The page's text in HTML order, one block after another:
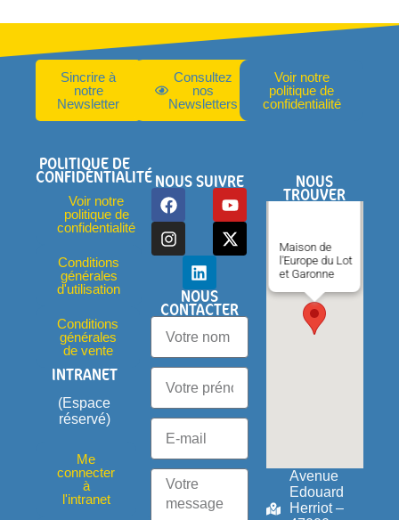
Sincrire à
notre
Newsletter
Consultez
nos
Newsletters
Voir notre
politique de
confidentialité
POLITIQUE DE
CONFIDENTIALITÉ
Voir notre
politique de
confidentialité
Conditions
générales
d'utilisation
Conditions
générales
de vente
INTRANET
(Espace
réservé)
Me
connecter
à
l'intranet
NOUS SUIVRE
NOUS
CONTACTER
NOUS
TROUVER
Maison de
l'Europe du Lot
et Garonne
Avenue
Edouard
Herriot –